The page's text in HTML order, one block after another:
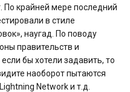
По крайней мере последний
в стиле
наугад. По поводу
правительств и
бы хотели задавить, то
наоборот пытаются
Network и т.д.